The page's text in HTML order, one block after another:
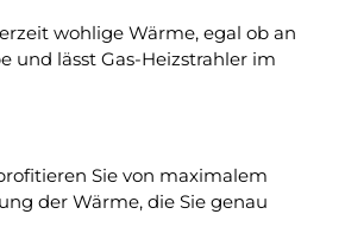
wohlige Wärme, egal ob an
und lässt Gas-Heizstrahler im
Sie von maximalem
der Wärme, die Sie genau